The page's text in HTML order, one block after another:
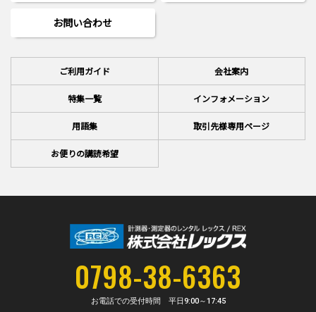
お問い合わせ
ご利用ガイド 会社案内
特集一覧 インフォメーション
用語集 取引先様専用ページ
お便りの講読希望
0798-38-6363
お電話での受付時間 平日9:00～17:45